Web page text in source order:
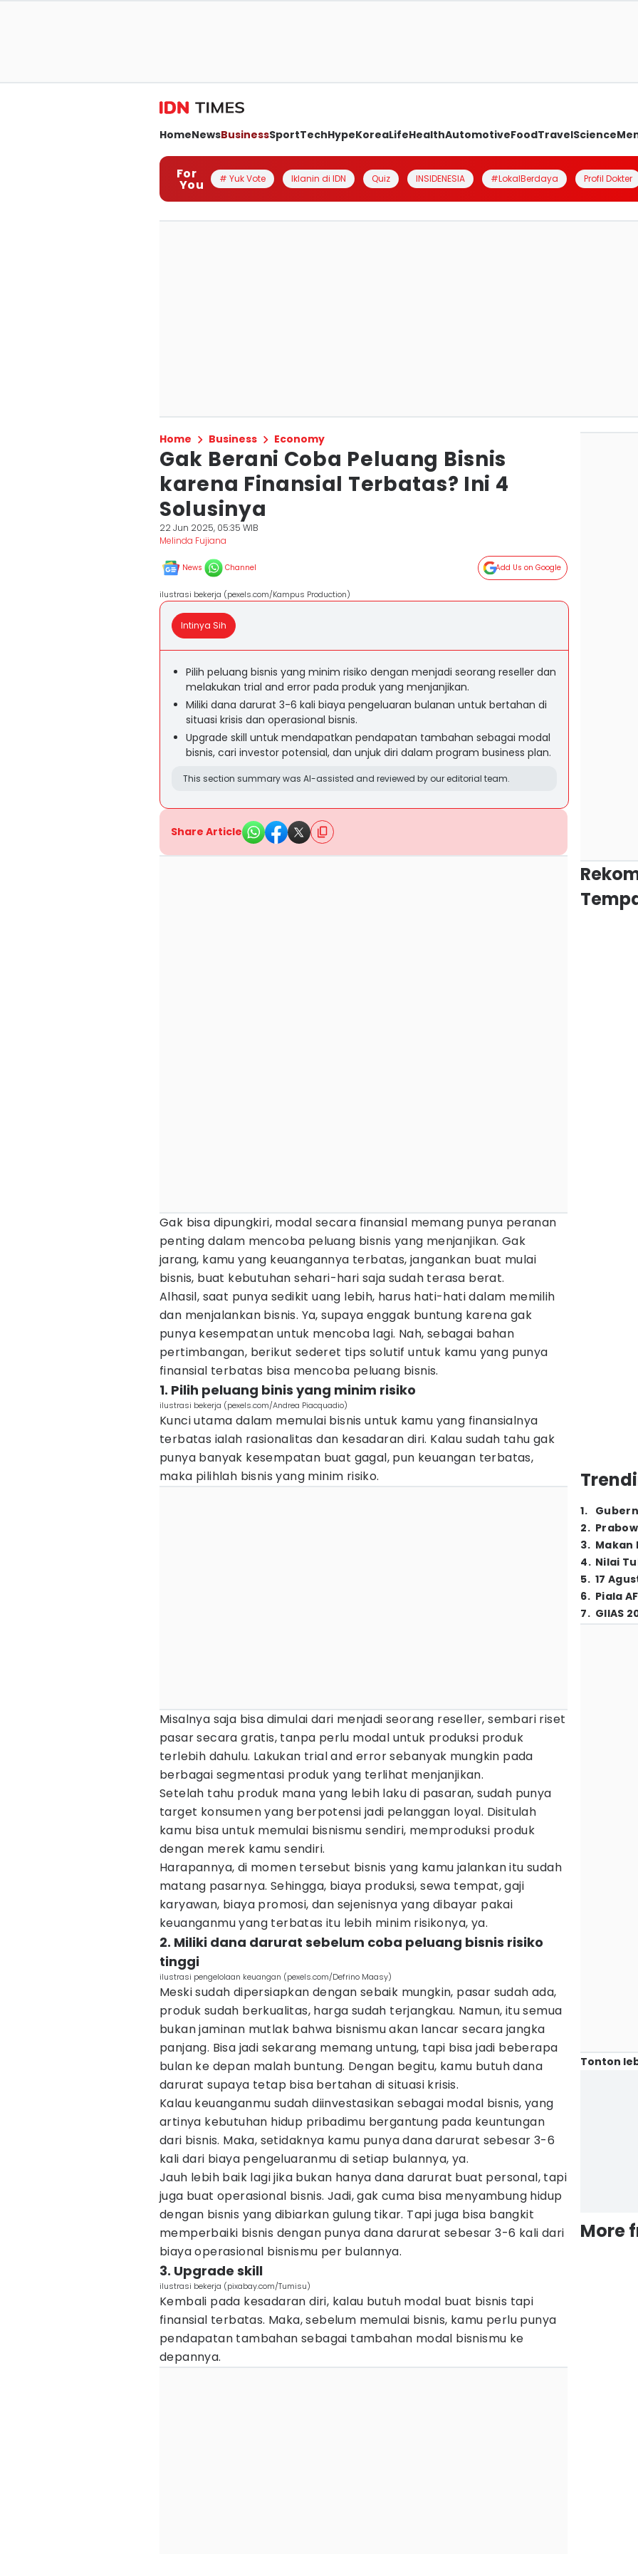
HomeNewsBusinessSportTechHypeKoreaLifeHealthAutomotiveFoodTravelScience
For
You # Yuk Vote Iklanin di IDN Quiz INSIDENESIA #LokalBerdaya Profil Dokter
Home Business Economy
Gak Berani Coba Peluang Bisnis
karena Finansial Terbatas? Ini 4
Solusinya
22 Jun 2025, 05:35 WIB
Melinda Fujiana
News Channel Add Us on Google
ilustrasi bekerja (pexels.com/Kampus Production)
Intinya Sih
Pilih peluang bisnis yang minim risiko dengan menjadi seorang reseller dan
melakukan trial and error pada produk yang menjanjikan.
Miliki dana darurat 3-6 kali biaya pengeluaran bulanan untuk bertahan di
situasi krisis dan operasional bisnis.
Upgrade skill untuk mendapatkan pendapatan tambahan sebagai modal
bisnis, cari investor potensial, dan unjuk diri dalam program business plan.
This section summary was AI-assisted and reviewed by our editorial team.
Share Article
Gak bisa dipungkiri, modal secara finansial memang punya peranan
penting dalam mencoba peluang bisnis yang menjanjikan. Gak
jarang, kamu yang keuangannya terbatas, jangankan buat mulai
bisnis, buat kebutuhan sehari-hari saja sudah terasa berat.
Alhasil, saat punya sedikit uang lebih, harus hati-hati dalam memilih
dan menjalankan bisnis. Ya, supaya enggak buntung karena gak
punya kesempatan untuk mencoba lagi. Nah, sebagai bahan
pertimbangan, berikut sederet tips solutif untuk kamu yang punya
finansial terbatas bisa mencoba peluang bisnis.
1. Pilih peluang binis yang minim risiko
ilustrasi bekerja (pexels.com/Andrea Piacquadio)
Kunci utama dalam memulai bisnis untuk kamu yang finansialnya
terbatas ialah rasionalitas dan kesadaran diri. Kalau sudah tahu gak
punya banyak kesempatan buat gagal, pun keuangan terbatas,
maka pilihlah bisnis yang minim risiko.
Misalnya saja bisa dimulai dari menjadi seorang reseller, sembari riset
pasar secara gratis, tanpa perlu modal untuk produksi produk
terlebih dahulu. Lakukan trial and error sebanyak mungkin pada
berbagai segmentasi produk yang terlihat menjanjikan.
Setelah tahu produk mana yang lebih laku di pasaran, sudah punya
target konsumen yang berpotensi jadi pelanggan loyal. Disitulah
kamu bisa untuk memulai bisnismu sendiri, memproduksi produk
dengan merek kamu sendiri.
Harapannya, di momen tersebut bisnis yang kamu jalankan itu sudah
matang pasarnya. Sehingga, biaya produksi, sewa tempat, gaji
karyawan, biaya promosi, dan sejenisnya yang dibayar pakai
keuanganmu yang terbatas itu lebih minim risikonya, ya.
2. Miliki dana darurat sebelum coba peluang bisnis risiko
tinggi
ilustrasi pengelolaan keuangan (pexels.com/Defrino Maasy)
Meski sudah dipersiapkan dengan sebaik mungkin, pasar sudah ada,
produk sudah berkualitas, harga sudah terjangkau. Namun, itu semua
bukan jaminan mutlak bahwa bisnismu akan lancar secara jangka
panjang. Bisa jadi sekarang memang untung, tapi bisa jadi beberapa
bulan ke depan malah buntung. Dengan begitu, kamu butuh dana
darurat supaya tetap bisa bertahan di situasi krisis.
Kalau keuanganmu sudah diinvestasikan sebagai modal bisnis, yang
artinya kebutuhan hidup pribadimu bergantung pada keuntungan
dari bisnis. Maka, setidaknya kamu punya dana darurat sebesar 3-6
kali dari biaya pengeluaranmu di setiap bulannya, ya.
Jauh lebih baik lagi jika bukan hanya dana darurat buat personal, tapi
juga buat operasional bisnis. Jadi, gak cuma bisa menyambung hidup
dengan bisnis yang dibiarkan gulung tikar. Tapi juga bisa bangkit
memperbaiki bisnis dengan punya dana darurat sebesar 3-6 kali dari
biaya operasional bisnismu per bulannya.
3. Upgrade skill
ilustrasi bekerja (pixabay.com/Tumisu)
Kembali pada kesadaran diri, kalau butuh modal buat bisnis tapi
finansial terbatas. Maka, sebelum memulai bisnis, kamu perlu punya
pendapatan tambahan sebagai tambahan modal bisnismu ke
depannya.
1.
2.
3. Makan
4. Nilai
5. 17
6. Piala
7. GIIAS
Tonton
More